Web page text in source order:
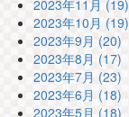
2023年11月 (19)
2023年10月 (19)
2023年9月 (20)
2023年8月 (17)
2023年7月 (23)
2023年6月 (18)
2023年5月 (18)